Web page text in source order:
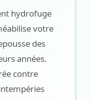
hydrofuge
votre
des
années.
contre